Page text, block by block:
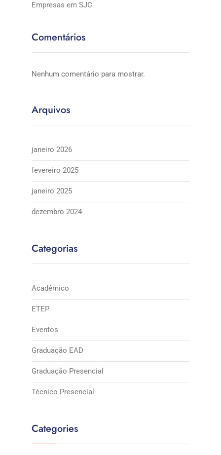
Empresas em SJC
Comentários
Nenhum comentário para mostrar.
Arquivos
janeiro 2026
fevereiro 2025
janeiro 2025
dezembro 2024
Categorias
Acadêmico
ETEP
Eventos
Graduação EAD
Graduação Presencial
Técnico Presencial
Categories